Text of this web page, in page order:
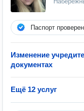
Паспорт проверен
Изменение
документах
Ещё 12 услуг